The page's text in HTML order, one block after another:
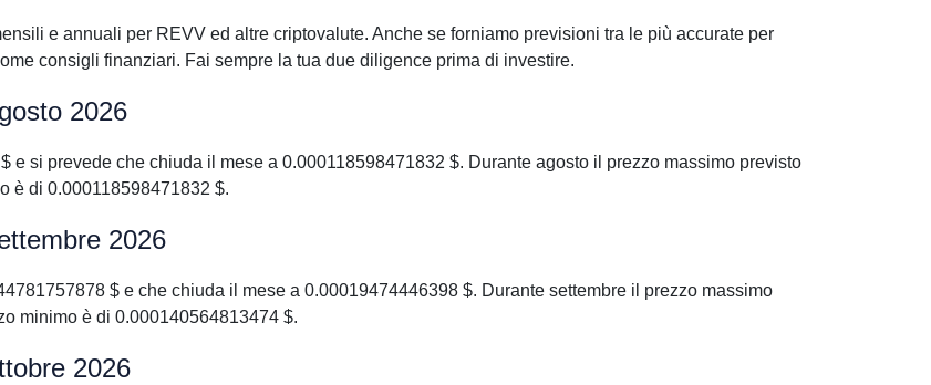
e annuali per REVV ed altre criptovalute. Anche se forniamo previsioni tra le più accurate per
consigli finanziari. Fai sempre la tua due diligence prima di investire.
2026
e si prevede che chiuda il mese a 0.000118598471832 $. Durante agosto il prezzo massimo previsto
è di 0.000118598471832 $.
2026
$ e che chiuda il mese a 0.00019474446398 $. Durante settembre il prezzo massimo
minimo è di 0.000140564813474 $.
2026